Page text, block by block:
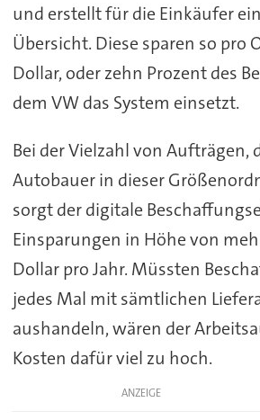
und erstellt für die Einkäufer
Übersicht. Diese sparen so pro
Dollar, oder zehn Prozent des
dem VW das System einsetzt.
Bei der Vielzahl von Aufträgen,
Autobauer in dieser
sorgt der digitale
Einsparungen in Höhe von
Dollar pro Jahr. Müssten
jedes Mal mit sämtlichen
aushandeln, wären der
Kosten dafür viel zu hoch.
ANZEIGE